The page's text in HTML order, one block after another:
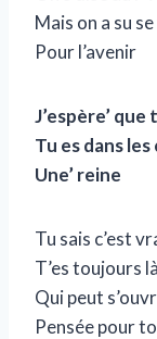
Mais on a su
Pour l’avenir
J’espère’
Tu es dans
Une’ reine
Tu sais c’est
T’es toujours
Qui peut
Pensée pour